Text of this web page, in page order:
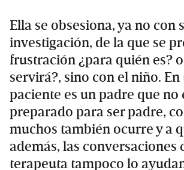
Ella se obsesiona, ya no con
investigación, de la que se
frustración ¿para quién es?
servirá?, sino con el niño.
paciente es un padre que no
preparado para ser padre,
muchos también ocurre y a
además, las conversaciones
terapeuta tampoco lo